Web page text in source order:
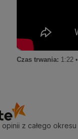
Czas trwania: 1:22 •
opinii z całego okresu